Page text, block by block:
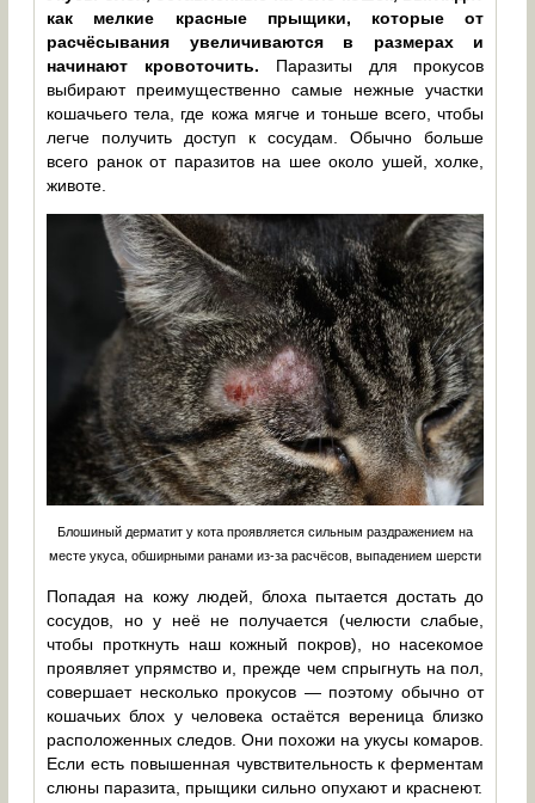
как мелкие красные прыщики, которые от
расчёсывания увеличиваются в размерах и
начинают кровоточить. Паразиты для прокусов
выбирают преимущественно самые нежные участки
кошачьего тела, где кожа мягче и тоньше всего, чтобы
легче получить доступ к сосудам. Обычно больше
всего ранок от паразитов на шее около ушей, холке,
животе.
Блошиный дерматит у кота проявляется сильным раздражением на
месте укуса, обширными ранами из-за расчёсов, выпадением шерсти
Попадая на кожу людей, блоха пытается достать до
сосудов, но у неё не получается (челюсти слабые,
чтобы проткнуть наш кожный покров), но насекомое
проявляет упрямство и, прежде чем спрыгнуть на пол,
совершает несколько прокусов — поэтому обычно от
кошачьих блох у человека остаётся вереница близко
расположенных следов. Они похожи на укусы комаров.
Если есть повышенная чувствительность к ферментам
слюны паразита, прыщики сильно опухают и краснеют.